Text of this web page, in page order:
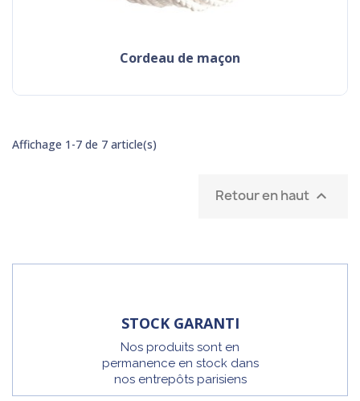
cordeau de maçon
Affichage 1-7 de 7 article(s)
Retour en haut 
STOCK GARANTI
Nos produits sont en
permanence en stock dans
nos entrepôts parisiens